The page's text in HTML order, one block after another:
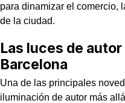
para dinamizar el comercio,
de la ciudad.
Las luces de
Barcelona
Una de las principales
iluminación de autor más